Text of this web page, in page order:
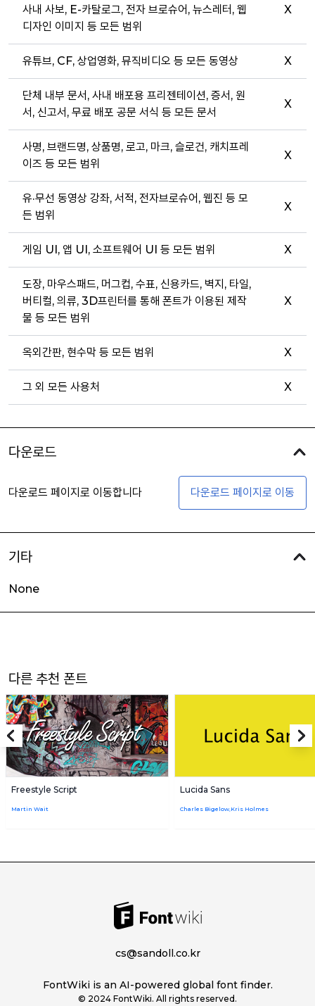
사내 사보, E-카탈로그, 전자 브로슈어, 뉴스레터, 웹
디자인 이미지 등 모든 범위
X
유튜브, CF, 상업영화, 뮤직비디오 등 모든 동영상 X
단체 내부 문서, 사내 배포용 프리젠테이션, 증서, 원
서, 신고서, 무료 배포 공문 서식 등 모든 문서
X
사명, 브랜드명, 상품명, 로고, 마크, 슬로건, 캐치프레
이즈 등 모든 범위
X
유·무선 동영상 강좌, 서적, 전자브로슈어, 웹진 등 모
든 범위
X
게임 UI, 앱 UI, 소프트웨어 UI 등 모든 범위 X
도장, 마우스패드, 머그컵, 수표, 신용카드, 벽지, 타일,
버티컬, 의류, 3D프린터를 통해 폰트가 이용된 제작
물 등 모든 범위
X
옥외간판, 현수막 등 모든 범위 X
그 외 모든 사용처 X
다운로드
다운로드 페이지로 이동합니다 다운로드 페이지로 이동
기타
None
다른 추천 폰트
Freestyle Script
Martin Wait
Lucida Sans
Charles Bigelow,Kris Holmes
cs@sandoll.co.kr
FontWiki is an AI-powered global font finder.
© 2024 FontWiki. All rights reserved.